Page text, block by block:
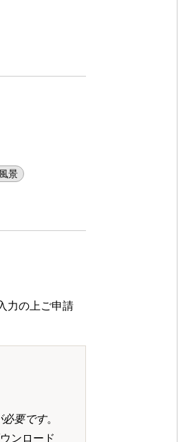
景
力の上ご申請
必要です。
ンロード